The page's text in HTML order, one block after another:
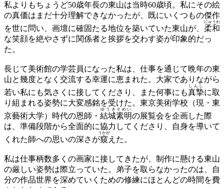
私よりもちょうど50歳年長の東山は当時60歳頃。私にその絵
の真価はまだ十分理解できなかったが、既にいくつもの傑作
を世に問い、画壇に確固たる地位を築いていた東山が、 柔和
にゅうわ
な笑顔を絶やさずに関係者と挨拶を交わす姿が印象的だっ
た。
長じて美術館の学芸員になった私は、仕事を通じて晩年の東
山と幾度となく交流する幸運に恵まれた。大家でありながら
若い私にも気さくに接してくださり、また何事にも真摯
しんし
に取
り組まれる姿勢に大変感銘を受けた。東京美術学校（現・東
京藝術大学）時代の恩師・ 結城素明
ゆうきそめい
の展覧会を企画した際
は、準備段階から全面的に協力してくださり、自身を導いて
くれた師への思いの深さが窺
うかが
えた。
私は仕事柄数多くの画家に接してきたが、制作に懸ける東山
の厳しい姿勢は際立っていた。弟子を取らなかったのは、自
分の作品世界を深めていくための修練にほとんどの時間を費